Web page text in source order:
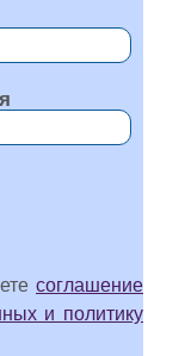
соглашение
и политику